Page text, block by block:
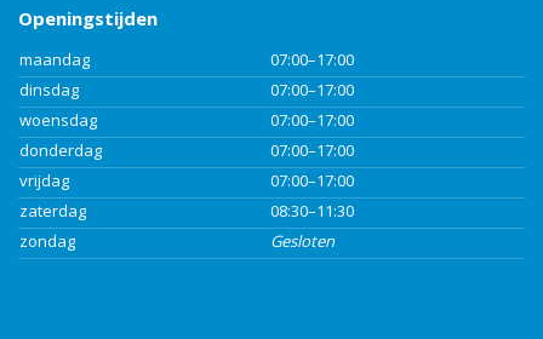
Openingstijden
maandag
07:00–17:00
dinsdag
07:00–17:00
woensdag
07:00–17:00
donderdag
07:00–17:00
vrijdag
07:00–17:00
zaterdag
08:30–11:30
zondag
Gesloten